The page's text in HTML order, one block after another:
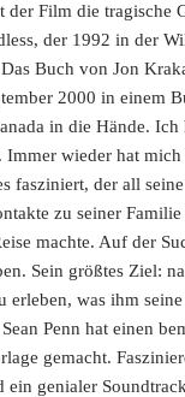
der Film die tragische
der 1992 in der
Buch von Jon
2000 in einem
in die Hände. Ich
Immer wieder hat mich
fasziniert, der all
zu seiner
machte. Auf der
Sein größtes Ziel:
erleben, was ihm
Penn hat einen
gemacht.
ein genialer